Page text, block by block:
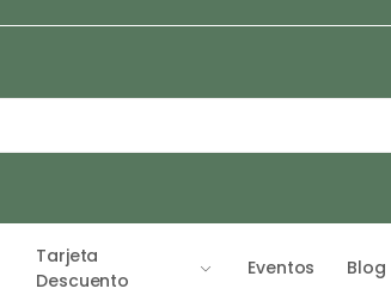
Tarjeta
Descuento
Eventos Blog